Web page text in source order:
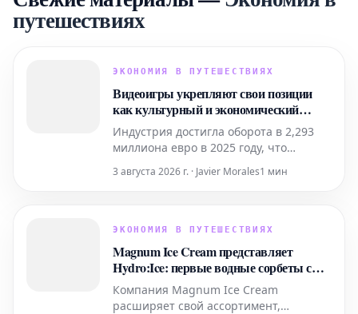
путешествиях
ЭКОНОМИЯ В ПУТЕШЕСТВИЯХ
Видеоигры укрепляют свои позиции
как культурный и экономический
двигатель Испании: уже 22,8 миллиона
игроков
Индустрия достигла оборота в 2,293
миллиона евро в 2025 году, что
значимость, выходящие за рамки
3 августа 2026 г. · Javier Morales1 мин
ЭКОНОМИЯ В ПУТЕШЕСТВИЯХ
Magnum Ice Cream представляет
Hydro:Ice: первые водные сорбеты с
витаминами и минералами
Компания Magnum Ice Cream
расширяет свой ассортимент,